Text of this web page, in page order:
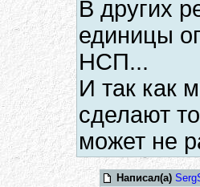
В других
единицы
НСП...
И так как
сделают
может не
Написал(а)